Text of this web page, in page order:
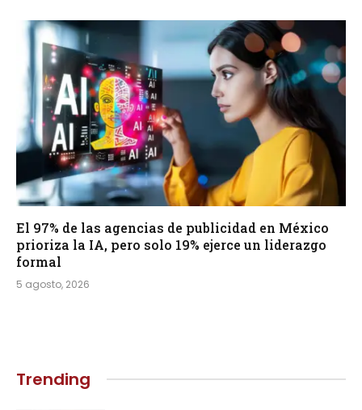
El 97% de las agencias de publicidad en México
prioriza la IA, pero solo 19% ejerce un liderazgo
formal
5 agosto, 2026
Trending